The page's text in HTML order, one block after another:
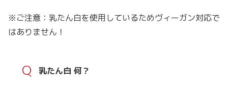
※ご注意：乳たん白を使用しているためヴィーガン対応で
はありません！
Q 乳たん白 何？